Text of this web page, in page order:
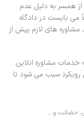
از همسر به دلیل عدم
می بایست در دادگاه
های لازم پیش از
مشاوره انلاین
رویکرد سبب می شود تا
حضانت و…